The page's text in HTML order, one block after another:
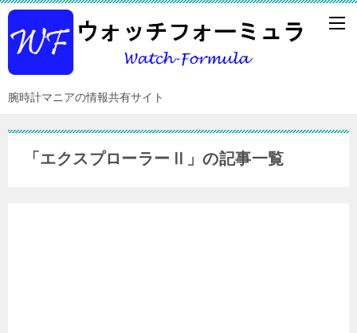
腕時計マニアの情報共有サイト
「エクスプローラーⅡ」の記事一覧